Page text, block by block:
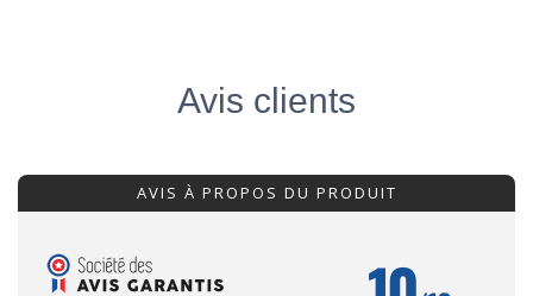
Avis clients
AVIS À PROPOS DU PRODUIT